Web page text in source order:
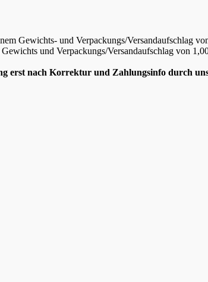
Gewichts- und Verpackungs/Versandaufschlag
und Verpackungs/Versandaufschlag von
erst nach Korrektur und Zahlungsinfo durch